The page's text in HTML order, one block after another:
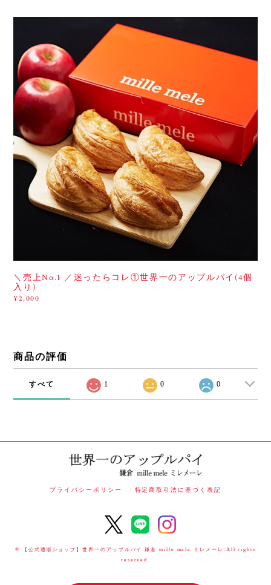
＼売上No.1 ／迷ったらコレ①世界一のアップルパイ(4個
入り)
¥2,000
商品の評価
すべて 1 0 0
プライバシーポリシー 特定商取引法に基づく表記
© 【公式通販ショップ】世界一のアップルパイ 鎌倉 mille mele ミレメーレ All rights
reserved.